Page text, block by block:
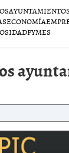
guía rápida
AYUNTAMIENTOS
ECONOMÍA
PYMES